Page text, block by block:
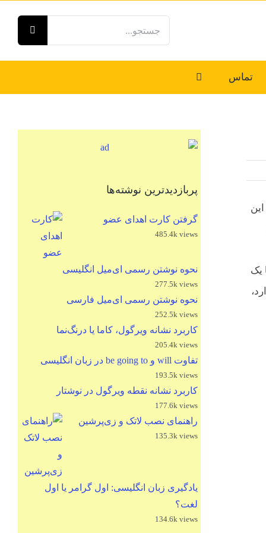
تماس
یک
پربازدیدترین نوشته‌ها
گرفتن کارت اهدای عضو
485.4k views
نحوه نوشتن رسمی ای‌میل انگلیسی
277.5k views
نحوه نوشتن رسمی ای‌میل فارسی
252.5k views
کاربرد نشانه ویرگول، کاما یا درنگ‌نما
205.4k views
تفاوت will و be going to در زبان انگلیسی
193.5k views
کاربرد نشانه نقطه ویرگول در نوشتار
177.6k views
راهنمای نصب لاتک و زی‌پرشین
135.3k views
یادگیری زبان انگلیسی: اول گرامر یا اول
لغت؟
134.6k views